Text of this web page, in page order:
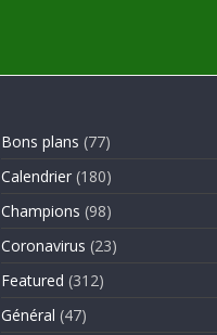
Bons plans (77)
Calendrier (180)
Champions (98)
Coronavirus (23)
Featured (312)
Général (47)